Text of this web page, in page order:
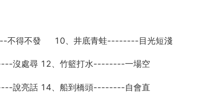
不得不發 10、井底青蛙--------目光短淺
沒處尋 12、竹籃打水--------一場空
說亮話 14、船到橋頭--------自會直